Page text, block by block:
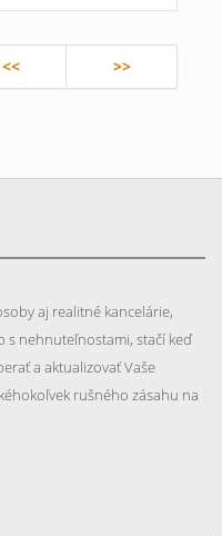
<< >>
aj realitné kancelárie,
s nehnuteľnostami, stačí keď
a aktualizovať Vaše
rušného zásahu na